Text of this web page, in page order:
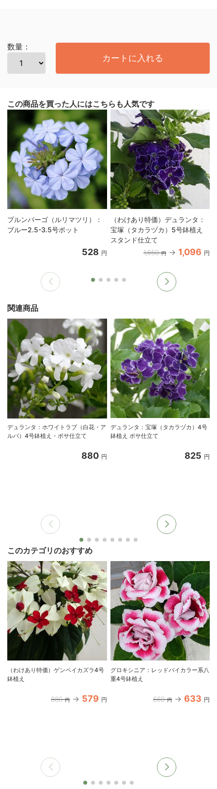
数量：
カートに入れる
この商品を買った人にはこちらも人気です
プルンバーゴ（ルリマツリ）：
ブルー2.5-3.5号ポット
528 円
（わけあり特価）デュランタ：
宝塚（タカラヅカ）5号鉢植え
スタンド仕立て
1,650 円 1,096 円
関連商品
デュランタ：ホワイトラブ（白花・ア
ルバ）4号鉢植え・ボサ仕立て
880 円
デュランタ：宝塚（タカラヅカ）4号
鉢植え ボサ仕立て
825 円
このカテゴリのおすすめ
（わけあり特価）ゲンペイカズラ4号
鉢植え
880 円 579 円
グロキシニア：レッドバイカラー系八
重4号鉢植え
660 円 633 円